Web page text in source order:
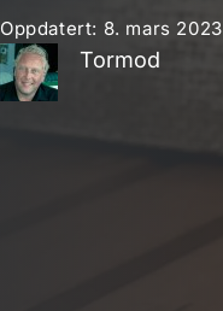
Oppdatert: 8. mars 2023
Tormod